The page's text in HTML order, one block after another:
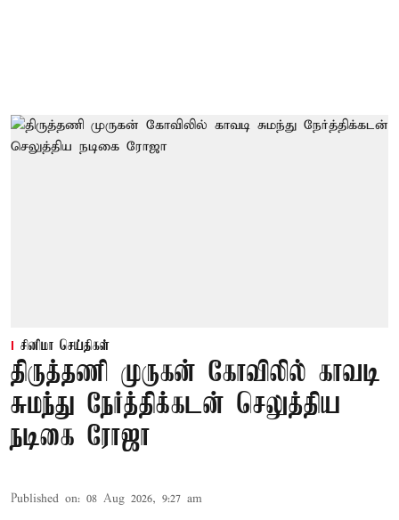
சினிமா செய்திகள்
திருத்தணி முருகன் கோவிலில் காவடி
சுமந்து நேர்த்திக்கடன் செலுத்திய
நடிகை ரோஜா
Published on: 08 Aug 2026, 9:27 am